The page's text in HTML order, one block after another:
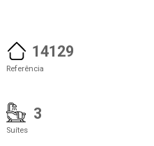
14129
Referência
3
Suítes